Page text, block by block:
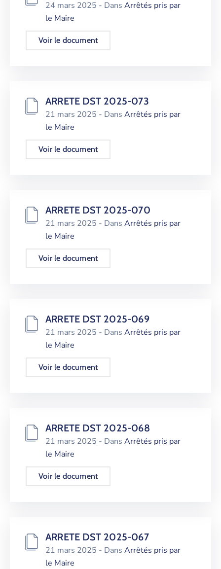
24 mars 2025 - Dans Arrêtés pris par
le Maire
Voir le document
ARRETE DST 2025-073
21 mars 2025 - Dans Arrêtés pris par
le Maire
Voir le document
ARRETE DST 2025-070
21 mars 2025 - Dans Arrêtés pris par
le Maire
Voir le document
ARRETE DST 2025-069
21 mars 2025 - Dans Arrêtés pris par
le Maire
Voir le document
ARRETE DST 2025-068
21 mars 2025 - Dans Arrêtés pris par
le Maire
Voir le document
ARRETE DST 2025-067
21 mars 2025 - Dans Arrêtés pris par
le Maire